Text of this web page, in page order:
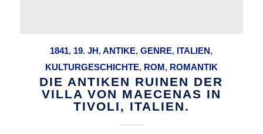
1841, 19. JH,ANTIKE,GENRE, ITALIEN,
KULTURGESCHICHTE, ROM, ROMANTIK
DIE ANTIKEN RUINEN DER
VILLA VON MAECENAS IN
TIVOLI, ITALIEN.